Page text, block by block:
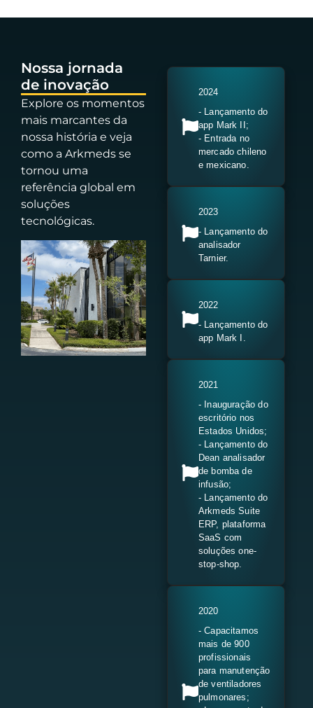
Nossa jornada
de inovação
Explore os momentos
mais marcantes da
nossa história e veja
como a Arkmeds se
tornou uma
referência global em
soluções
tecnológicas.
2024
- Lançamento do
app Mark II;
- Entrada no
mercado chileno
e mexicano.
2023
- Lançamento do
analisador
Tarnier.
2022
- Lançamento do
app Mark I.
2021
- Inauguração do
escritório nos
Estados Unidos;
- Lançamento do
Dean analisador
de bomba de
infusão;
- Lançamento do
Arkmeds Suite
ERP, plataforma
SaaS com
soluções one-
stop-shop.
2020
- Capacitamos
mais de 900
profissionais
para manutenção
de ventiladores
pulmonares;